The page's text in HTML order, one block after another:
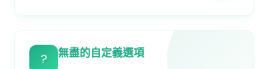
? 無盡的自定義選項